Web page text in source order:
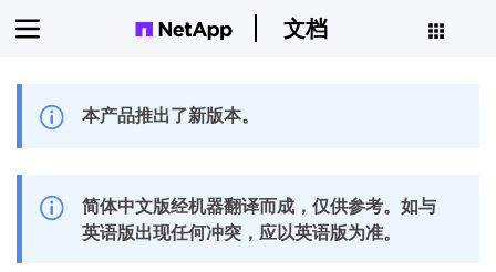
文档
本产品推出了新版本。
简体中文版经机器翻译而成，仅供参考。如与
英语版出现任何冲突，应以英语版为准。